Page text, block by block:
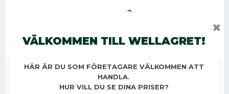
VÄLKOMMEN TILL WELLAGRET!
HÄR ÄR DU SOM FÖRETAGARE VÄLKOMMEN ATT
HANDLA.
HUR VILL DU SE DINA PRISER?
✖